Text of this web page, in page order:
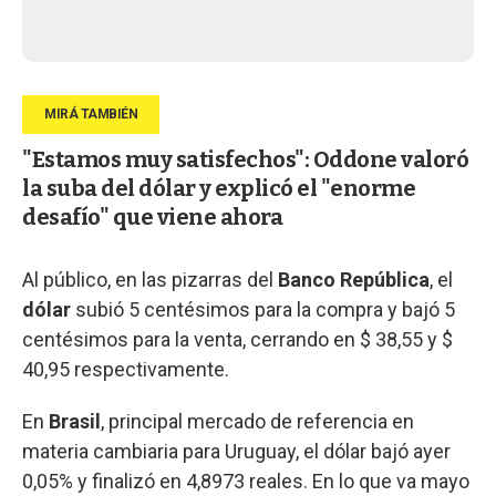
"Estamos muy satisfechos": Oddone valoró
la suba del dólar y explicó el "enorme
desafío" que viene ahora
Al público, en las pizarras del Banco República, el
dólar subió 5 centésimos para la compra y bajó 5
centésimos para la venta, cerrando en $ 38,55 y $
40,95 respectivamente.
En Brasil , principal mercado de referencia en
materia cambiaria para Uruguay, el dólar bajó ayer
0,05% y finalizó en 4,8973 reales. En lo que va mayo